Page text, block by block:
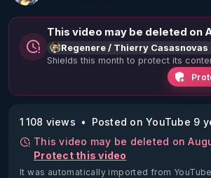
This video may be deleted on
Regenere / Thierry Casasnovas
Shields this month to protect its
1 108 views
Posted on YouTube 9
This video may be deleted on
Protect this video
It was automatically imported from